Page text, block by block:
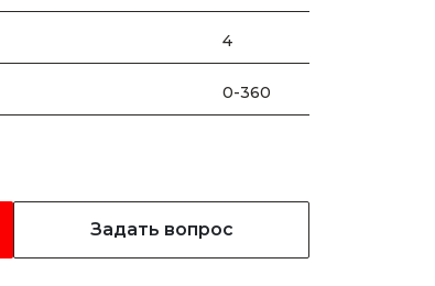
4
0-360
Задать вопрос